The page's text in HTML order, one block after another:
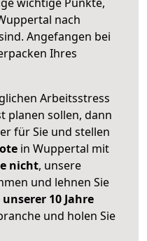
nach
Angefangen bei
Ihres
Arbeitsstress
planen sollen, dann
für Sie und stellen
in Wuppertal mit
nicht, unsere
und lehnen Sie
10 Jahre
und holen Sie